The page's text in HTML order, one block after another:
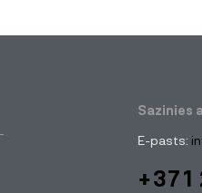
Sazinies
E-pasts: